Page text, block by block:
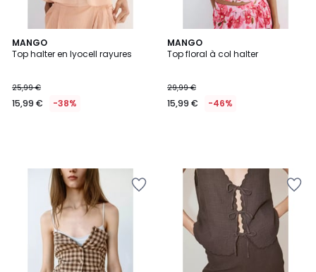
MANGO
Top halter en lyocell rayures
25,99 €
15,99 € -38%
MANGO
Top floral à col halter
29,99 €
15,99 € -46%